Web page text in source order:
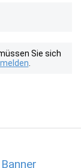
Sie sich